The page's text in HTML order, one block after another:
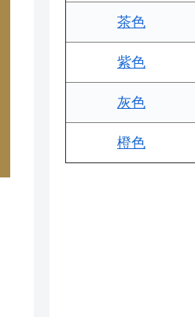
茶色
紫色
灰色
橙色